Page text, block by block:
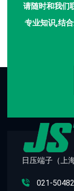
请随时和我们
专业知识,结
日压端子（上
021-